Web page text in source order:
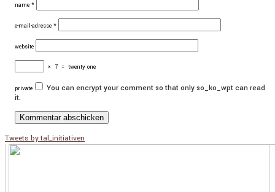
name *
e-mail-adresse *
website
× 7 = twenty one
private
You can encrypt your comment so that only so_ko_wpt can read
it.
Tweets by tal_initiativen